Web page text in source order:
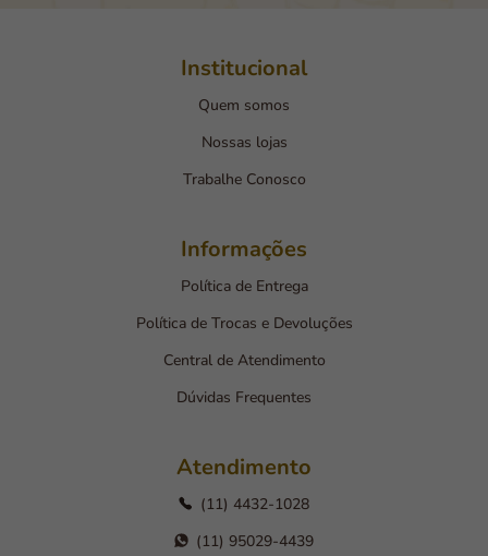
Institucional
Quem somos
Nossas lojas
Trabalhe Conosco
Informações
Política de Entrega
Política de Trocas e Devoluções
Central de Atendimento
Dúvidas Frequentes
Atendimento
(11) 4432-1028
(11) 95029-4439